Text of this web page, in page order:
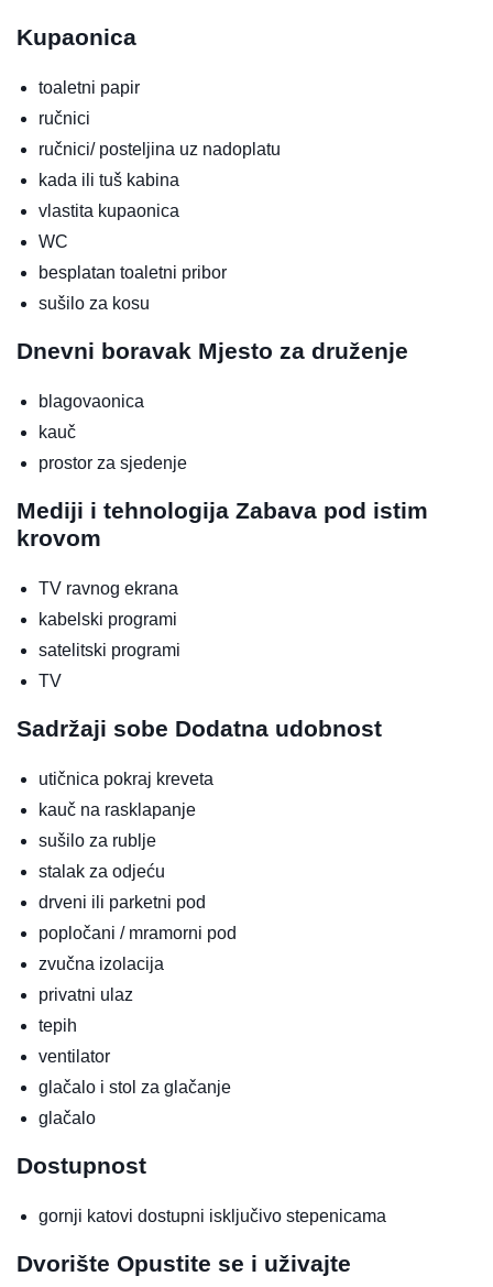
Kupaonica
toaletni papir
ručnici
ručnici/ posteljina uz nadoplatu
kada ili tuš kabina
vlastita kupaonica
WC
besplatan toaletni pribor
sušilo za kosu
Dnevni boravak Mjesto za druženje
blagovaonica
kauč
prostor za sjedenje
Mediji i tehnologija Zabava pod istim
krovom
TV ravnog ekrana
kabelski programi
satelitski programi
TV
Sadržaji sobe Dodatna udobnost
utičnica pokraj kreveta
kauč na rasklapanje
sušilo za rublje
stalak za odjeću
drveni ili parketni pod
popločani / mramorni pod
zvučna izolacija
privatni ulaz
tepih
ventilator
glačalo i stol za glačanje
glačalo
Dostupnost
gornji katovi dostupni isključivo stepenicama
Dvorište Opustite se i uživajte